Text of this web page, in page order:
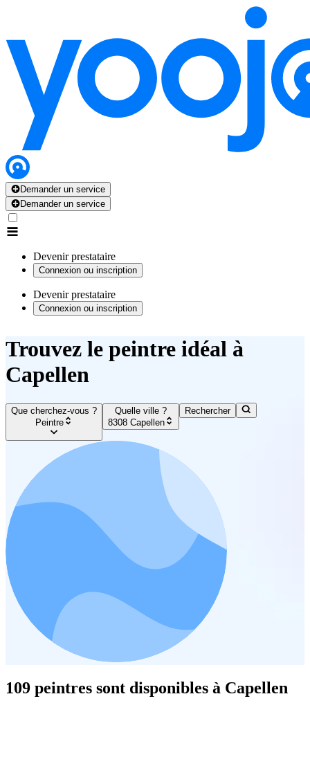
Demander un service
Demander un service
Devenir prestataire
Connexion ou inscription
Devenir prestataire
Connexion ou inscription
Trouvez le peintre idéal à
Capellen
Que cherchez-vous ?
Peintre
Quelle ville ?
8308 Capellen
Rechercher
109 peintres sont disponibles à Capellen